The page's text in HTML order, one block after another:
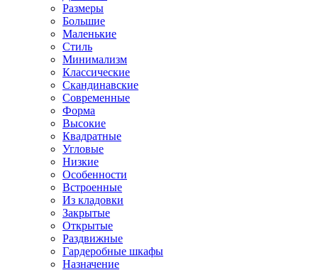
Размеры
Большие
Маленькие
Стиль
Минимализм
Классические
Скандинавские
Современные
Форма
Высокие
Квадратные
Угловые
Низкие
Особенности
Встроенные
Из кладовки
Закрытые
Открытые
Раздвижные
Гардеробные шкафы
Назначение